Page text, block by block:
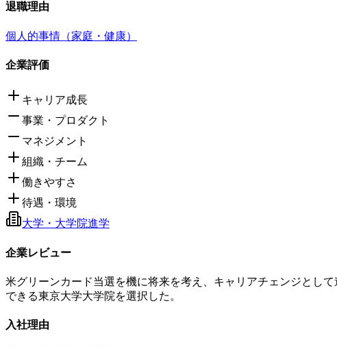
退職理由
個人的事情（家庭・健康）
企業評価
キャリア成長
事業・プロダクト
マネジメント
組織・チーム
働きやすさ
待遇・環境
大学・大学院進学
企業レビュー
米グリーンカード当選を機に将来を考え、キャリアチェンジとし
できる東京大学大学院を選択した。
入社理由